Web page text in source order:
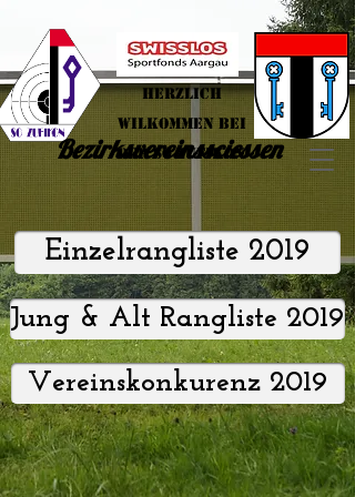
Herzlich
Wilkommen bei
der SG Zufikon
Bezirksvereinssciessen
Einzelrangliste 2019
Jung & Alt Rangliste 2019
Vereinskonkurenz 2019